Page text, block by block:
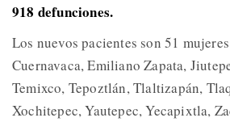
918 defunciones.
Los nuevos pacientes son 51
Cuernavaca, Emiliano Zapata,
Temixco, Tepoztlán, Tlaltizapán,
Xochitepec, Yautepec, Yecapixtla,